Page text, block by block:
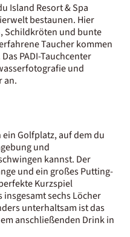
Island Resort & Spa
bestaunen. Hier
Schildkröten und bunte
Taucher kommen
PADI-Tauchcenter
und
an.
Golfplatz, auf dem du
und
kannst. Der
und ein großes Putting-
Kurzspiel
sechs Löcher
unterhaltsam ist das
anschließenden Drink in